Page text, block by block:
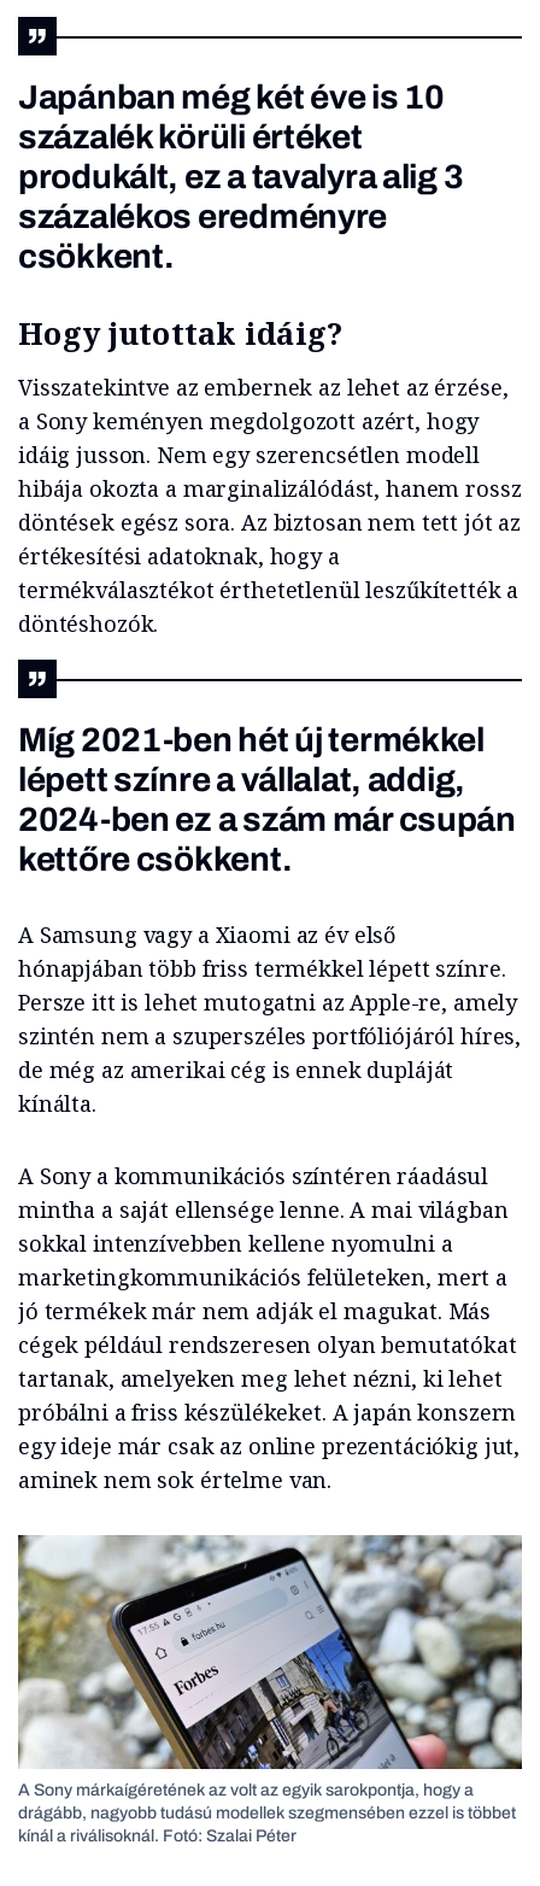
Japánban még két éve is 10
százalék körüli értéket
produkált, ez a tavalyra alig 3
százalékos eredményre
csökkent.
Hogy jutottak idáig?
Visszatekintve az embernek az lehet az érzése,
a Sony keményen megdolgozott azért, hogy
idáig jusson. Nem egy szerencsétlen modell
hibája okozta a marginalizálódást, hanem rossz
döntések egész sora. Az biztosan nem tett jót az
értékesítési adatoknak, hogy a
termékválasztékot érthetetlenül leszűkítették a
döntéshozók.
Míg 2021-ben hét új termékkel
lépett színre a vállalat, addig,
2024-ben ez a szám már csupán
kettőre csökkent.
A Samsung vagy a Xiaomi az év első
hónapjában több friss termékkel lépett színre.
Persze itt is lehet mutogatni az Apple-re, amely
szintén nem a szuperszéles portfóliójáról híres,
de még az amerikai cég is ennek dupláját
kínálta.
A Sony a kommunikációs színtéren ráadásul
mintha a saját ellensége lenne. A mai világban
sokkal intenzívebben kellene nyomulni a
marketingkommunikációs felületeken, mert a
jó termékek már nem adják el magukat. Más
cégek például rendszeresen olyan bemutatókat
tartanak, amelyeken meg lehet nézni, ki lehet
próbálni a friss készülékeket. A japán konszern
egy ideje már csak az online prezentációkig jut,
aminek nem sok értelme van.
A Sony márkaígéretének az volt az egyik sarokpontja, hogy a
drágább, nagyobb tudású modellek szegmensében ezzel is többet
kínál a riválisoknál. Fotó: Szalai Péter